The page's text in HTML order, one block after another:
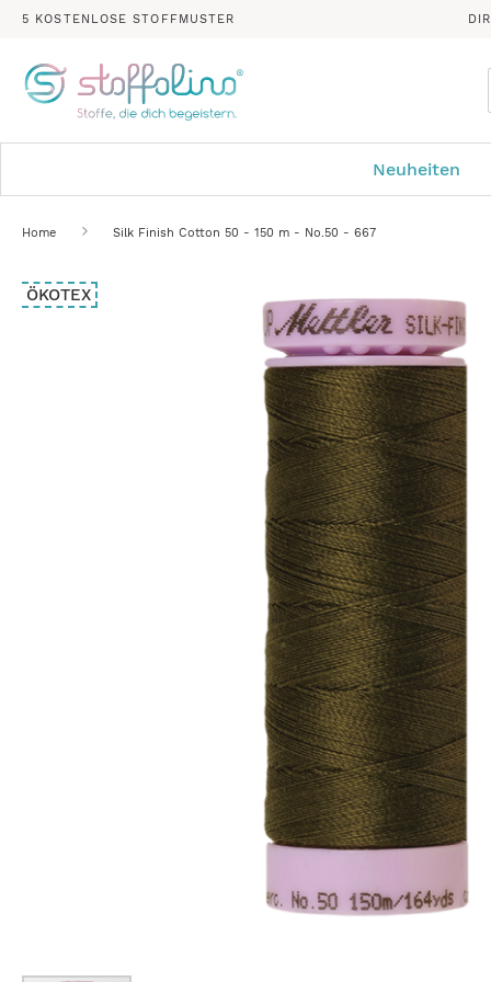
5 KOSTENLOSE STOFFMUSTER
Neuheiten
Home Silk Finish Cotton 50 - 150 m - No.50 - 667
Zum
Ende
ÖKOTEX